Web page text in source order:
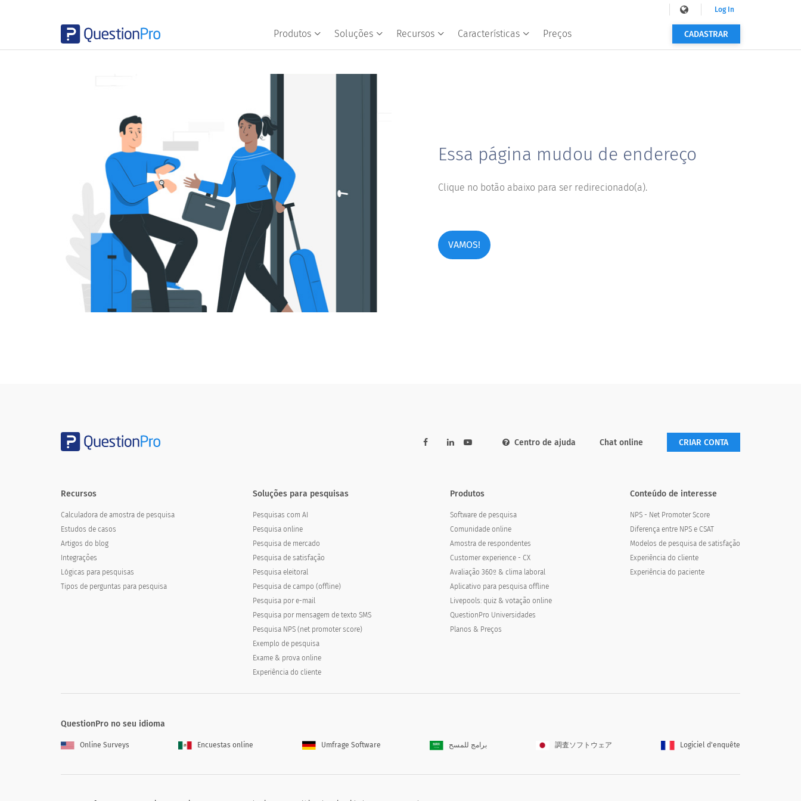
Produtos Soluções Recursos Características Preços
Log In
CADASTRAR
Essa página mudou de endereço
Clique no botão abaixo para ser redirecionado(a).
VAMOS!
Centro de ajuda Chat online CRIAR CONTA
Recursos
Calculadora de amostra de pesquisa
Estudos de casos
Artigos do blog
Integrações
Lógicas para pesquisas
Tipos de perguntas para pesquisa
Soluções para pesquisas
Pesquisas com AI
Pesquisa online
Pesquisa de mercado
Pesquisa de satisfação
Pesquisa eleitoral
Pesquisa de campo (offline)
Pesquisa por e-mail
Pesquisa por mensagem de texto SMS
Pesquisa NPS (net promoter score)
Exemplo de pesquisa
Exame & prova online
Experiência do cliente
Produtos
Software de pesquisa
Comunidade online
Amostra de respondentes
Customer experience - CX
Avaliação 360º & clima laboral
Aplicativo para pesquisa offline
Livepools: quiz & votação online
QuestionPro Universidades
Planos & Preços
Conteúdo de interesse
NPS - Net Promoter Score
Diferença entre NPS e CSAT
Modelos de pesquisa de satisfação
Experiência do cliente
Experiência do paciente
QuestionPro no seu idioma
Online Surveys Encuestas online Umfrage Software برامج للمسح 調査ソフトウェア Logiciel d'enquête